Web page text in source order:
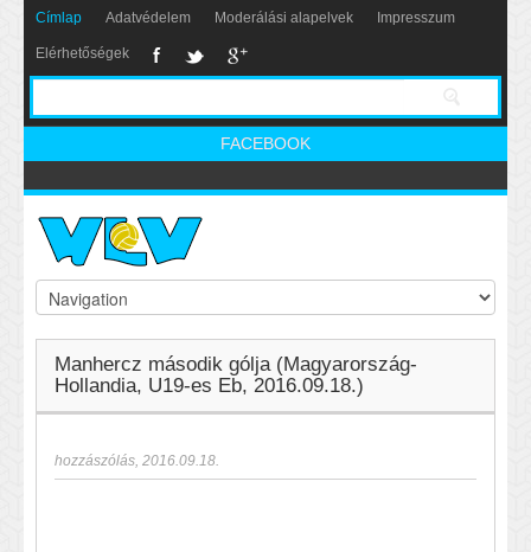
Címlap Adatvédelem Moderálási alapelvek Impresszum
Elérhetőségek
FACEBOOK
Manhercz második gólja (Magyarország-
Hollandia, U19-es Eb, 2016.09.18.)
hozzászólás, 2016.09.18.